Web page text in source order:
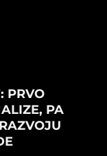
PRVO
PA